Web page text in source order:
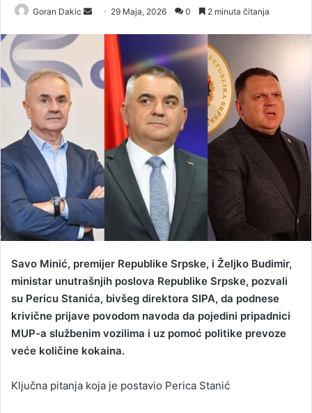
Goran Dakic
d
a
29 Maja, 2026 0 2 minuta čitanja
Savo Minić, premijer Republike Srpske, i Željko Budimir,
ministar unutrašnjih poslova Republike Srpske, pozvali
su Pericu Stanića, bivšeg direktora SIPA, da podnese
krivične prijave povodom navoda da pojedini pripadnici
MUP-a službenim vozilima i uz pomoć politike prevoze
veće količine kokaina.
Ključna pitanja koja je postavio Perica Stanić